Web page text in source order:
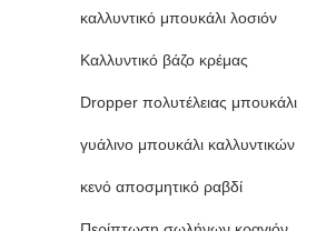
καλλυντικό μπουκάλι λοσιόν
Καλλυντικό βάζο κρέμας
Dropper πολυτέλειας μπουκάλι
γυάλινο μπουκάλι καλλυντικών
κενό αποσμητικό ραβδί